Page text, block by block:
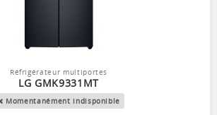
Réfrigérateur multiportes
LG GMK9331MT
Momentanément indisponible